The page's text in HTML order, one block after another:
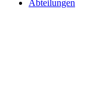
Abteilungen